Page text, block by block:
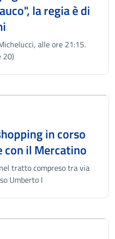
la regia è di
alle ore 21:15.
20)
in corso
il Mercatino
tratto compreso tra via
Umberto I